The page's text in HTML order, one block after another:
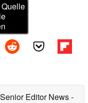
Editor News-